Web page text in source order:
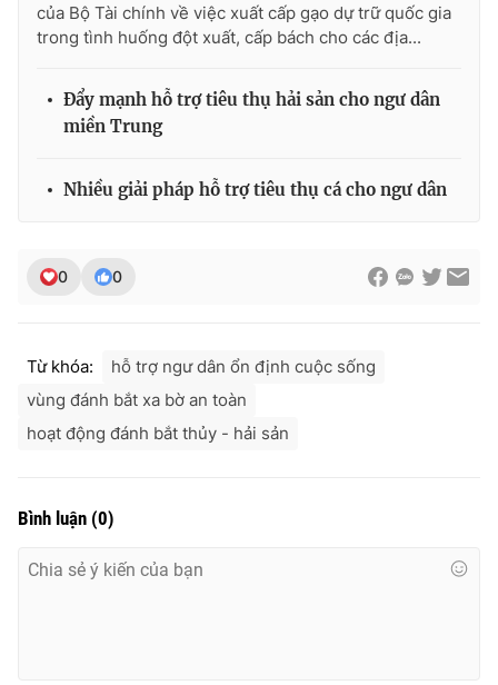
VTV4 Vươn mình bằng AI
VTV9 VTV8
THỜI BÁO VTV
Cơ quan chủ quản:
Giấy phép hoạt động báo in và báo điện tử số 483/GP-BTTTT
cấp ngày 29/12/2023
Tổng Biên tập:Vũ Thanh Thủy
của Bộ Tài chính về việc xuất cấp gạo dự trữ quốc gia
trong tình huống đột xuất, cấp bách cho các địa...
Đẩy mạnh hỗ trợ tiêu thụ hải sản cho ngư dân
miền Trung
Nhiều giải pháp hỗ trợ tiêu thụ cá cho ngư dân
0 0
Từ khóa:
hỗ trợ ngư dân ổn định cuộc sống
vùng đánh bắt xa bờ an toàn
hoạt động đánh bắt thủy - hải sản
Bình luận (0)